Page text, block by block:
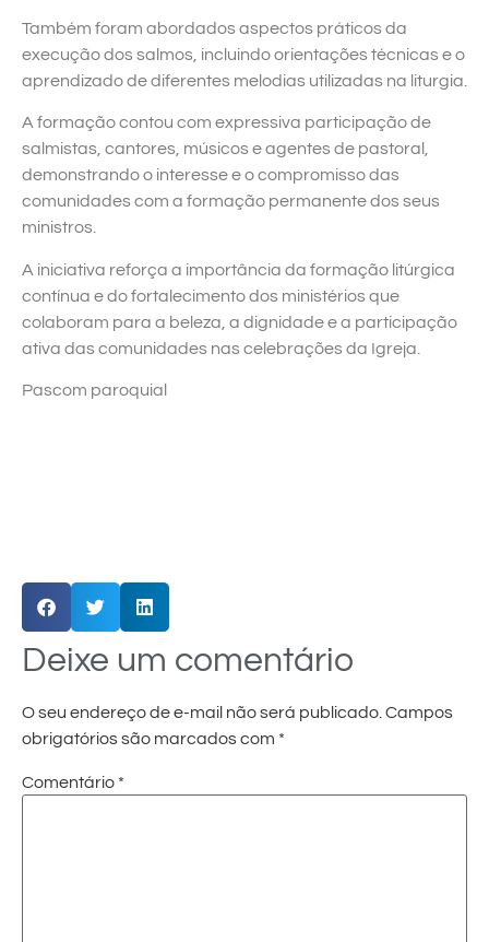
Também foram abordados aspectos práticos da
execução dos salmos, incluindo orientações técnicas e o
aprendizado de diferentes melodias utilizadas na liturgia.
A formação contou com expressiva participação de
salmistas, cantores, músicos e agentes de pastoral,
demonstrando o interesse e o compromisso das
comunidades com a formação permanente dos seus
ministros.
A iniciativa reforça a importância da formação litúrgica
contínua e do fortalecimento dos ministérios que
colaboram para a beleza, a dignidade e a participação
ativa das comunidades nas celebrações da Igreja.
Pascom paroquial
Deixe um comentário
O seu endereço de e-mail não será publicado.Campos
obrigatórios são marcados com *
Comentário *